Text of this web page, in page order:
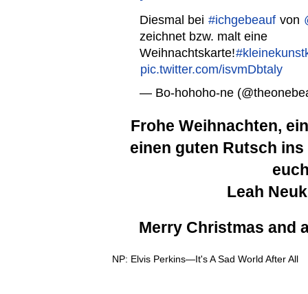
Diesmal bei #ichgebeauf von
zeichnet bzw. malt eine
Weihnachtskarte!
pic.twitter.com/isvmDbtaly
— Bo-hohoho-ne
Frohe Weihnachten,
einen guten Rutsch
Leah
Merry Christmas and
NP: Elvis Perkins—It's A Sad World After All